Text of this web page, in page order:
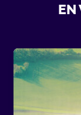
EN